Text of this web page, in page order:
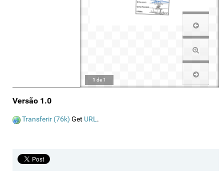
1 de 1
Versão 1.0
Transferir (76k) Get URL.